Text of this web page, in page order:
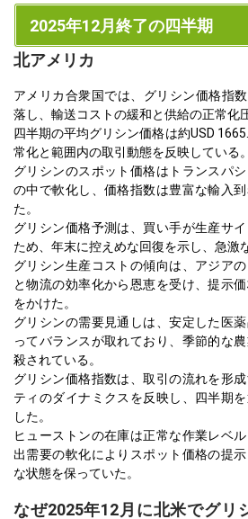
2025年12月終了の四半期
北アメリカ
アメリカ合衆国では、グリシン価格指
落し、輸送コストの緩和と供給の正常化
四半期の平均グリシン価格は約USD
常化と範囲内の取引動態を反映している。
グリシンのスポット価格はトランスパ
の中で軟化し、価格指数は豊富な輸入
た。
グリシン価格予測は、買い手が生産サ
ため、年末に控えめな回復を示し、急激
グリシン生産コストの傾向は、アジア
と物流の効率化から恩恵を受け、提示
をかけた。
グリシンの需要見通しは、安定した医
ってバランスが取れており、季節的な
殺されている。
グリシン価格指数は、取引の流れを形
ティのダイナミクスを反映し、四半期
した。
ヒューストンの在庫は正常な作業レベ
出需要の軟化によりスポット価格の提
な状態を保っていた。
なぜ2025年12月に北米でグリ